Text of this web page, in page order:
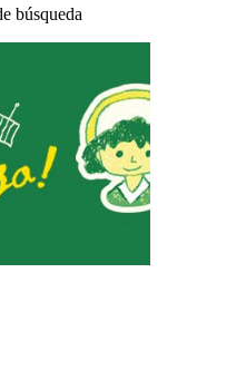
búsqueda